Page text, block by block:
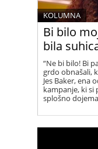
Bi bilo
bila
KOLUMNA
“Ne bi bilo! Bi
grdo obnašali,
Jes Baker, ena
kampanje, ki si
splošno